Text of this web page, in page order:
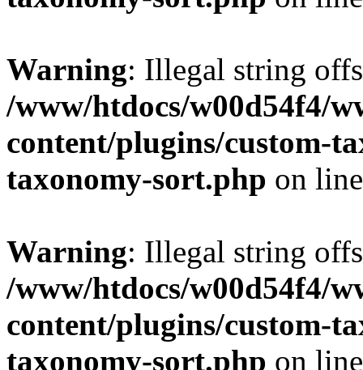
Warning: Illegal string
/www/htdocs/w00d54f4/
content/plugins/custom-
taxonomy-sort.php on
Warning: Illegal string
/www/htdocs/w00d54f4/
content/plugins/custom-
taxonomy-sort.php on